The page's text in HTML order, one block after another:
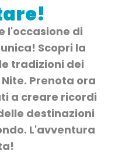
l'occasione di
Scopri la
tradizioni dei
Prenota ora
a creare ricordi
destinazioni
L'avventura